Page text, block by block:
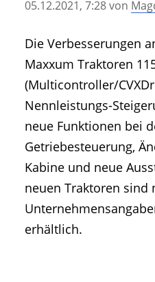
• Geschichte und
• Mitteilung der
• Agritechnica
• Artikel nach
05.12.2021, 7:28von
Die Verbesserungen
Maxxum Traktoren
(Multicontroller/
Nennleistungs-
neue Funktionen bei
Getriebesteuerung,
Kabine und neue
neuen Traktoren sind
erhältlich.